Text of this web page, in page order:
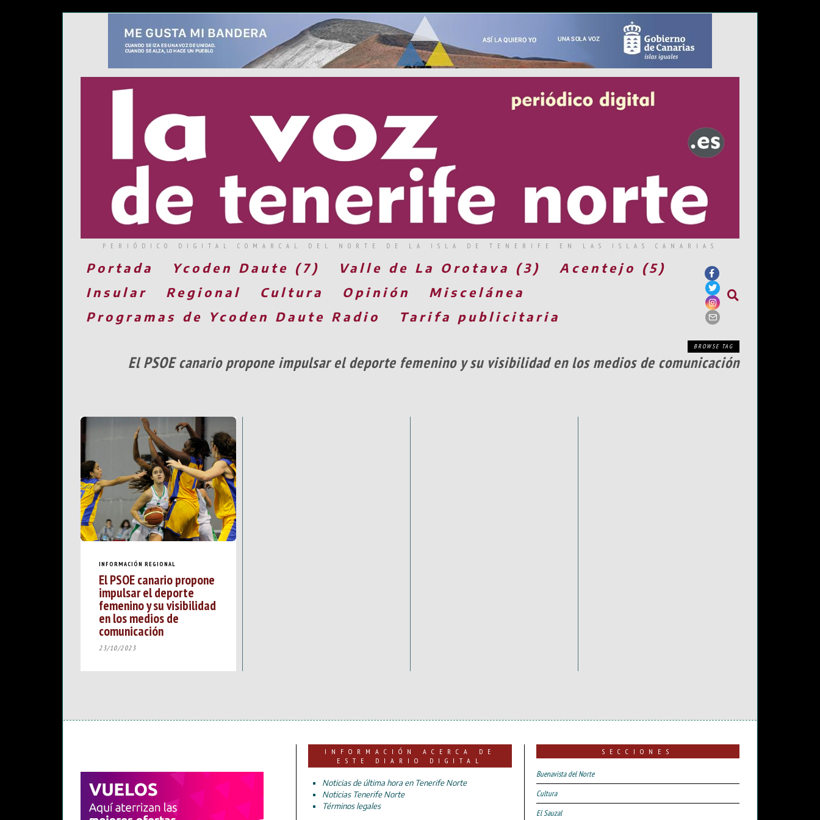
PERIÓDICO DIGITAL COMARCAL DEL NORTE DE LA ISLA DE TENERIFE EN LAS ISLAS CANARIAS
Portada Ycoden Daute (7) Valle de La Orotava (3)
Acentejo (5)
Insular
Regional Cultura Opinión
Miscelánea
Programas de Ycoden Daute Radio
Tarifa publicitaria
BROWSE TAG
El PSOE canario propone impulsar el deporte femenino y su visibilidad en los medios de comunicación
INFORMACIÓN REGIONAL
El PSOE canario propone
impulsar el deporte
femenino y su visibilidad
en los medios de
comunicación
23/10/2023
INFORMACIÓN ACERCA DE
ESTE DIARIO DIGITAL
Noticias de última hora en Tenerife Norte
Noticias Tenerife Norte
Términos legales
SECCIONES
Buenavista del Norte
Cultura
El Sauzal